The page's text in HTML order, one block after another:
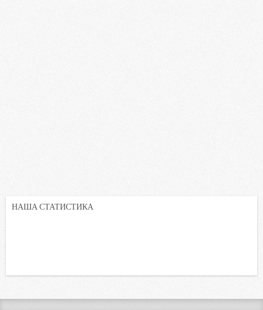
НАША СТАТИСТИКА